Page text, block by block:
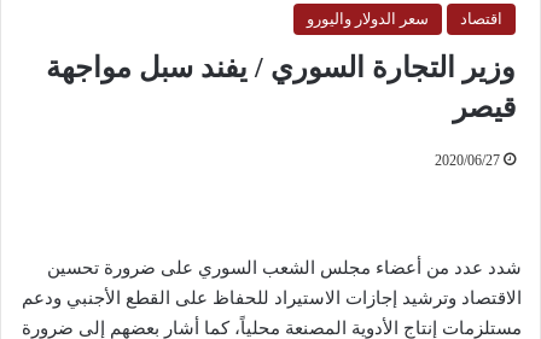
اقتصاد سعر الدولار واليورو
وزير التجارة السوري / يفند سبل مواجهة
قيصر
2020/06/27
شدد عدد من أعضاء مجلس الشعب السوري على ضرورة تحسين
الاقتصاد وترشيد إجازات الاستيراد للحفاظ على القطع الأجنبي ودعم
مستلزمات إنتاج الأدوية المصنعة محلياً، كما أشار بعضهم إلى ضرورة